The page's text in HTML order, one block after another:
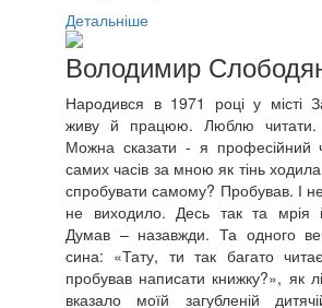
Детальніше
Володимир
Народився в 1971 році у місті
живу й працюю. Люблю читати.
Можна сказати - я професійний
самих часів за мною як тінь
спробувати самому? Пробував. І
не виходило. Десь так та мрія
Думав – назавжди. Та одного
сина: «Тату, ти так багато
пробував написати книжку?», як
вказало моїй загубленій